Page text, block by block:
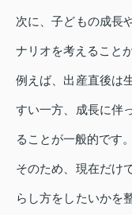
次に、子どもの成長
ナリオを考えること
例えば、出産直後は
すい一方、成長に伴
ることが一般的です。
そのため、現在だけ
らし方をしたいかを